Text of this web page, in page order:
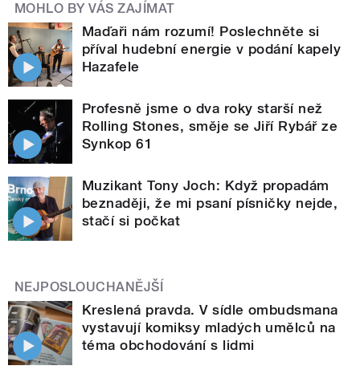
MOHLO BY VÁS ZAJÍMAT
Maďaři nám rozumí! Poslechněte si
příval hudební energie v podání kapely
Hazafele
Profesně jsme o dva roky starší než
Rolling Stones, směje se Jiří Rybář ze
Synkop 61
Muzikant Tony Joch: Když propadám
beznaději, že mi psaní písničky nejde,
stačí si počkat
NEJPOSLOUCHANĚJŠÍ
Kreslená pravda. V sídle ombudsmana
vystavují komiksy mladých umělců na
téma obchodování s lidmi